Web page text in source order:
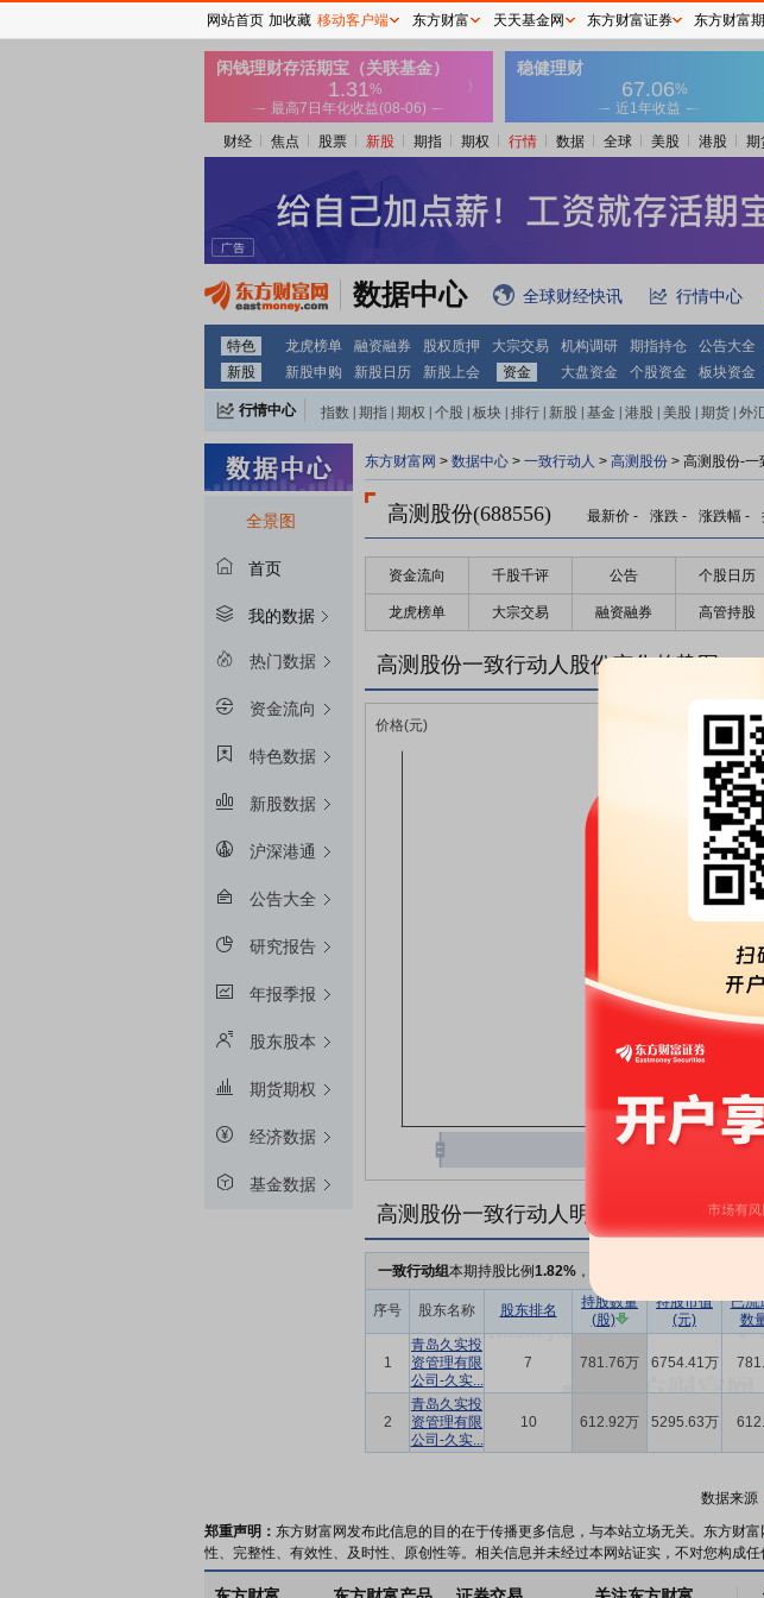
财经 焦点 股票 新股 期指 期权 行情 数据 全球 美股 港股 期
数据中心 全球财经快讯 行情中心
特色 龙虎榜单 融资融券 股权质押 大宗交易 机构调研 期指持仓 公告大全
新股
新股申购 新股日历 新股上会 资金 大盘资金 个股资金 板块资金
行情中心 指数 期指 期权 个股 板块 排行 新股 基金 港股 美股 期货 外
全景图
首页
我的数据
热门数据
资金流向
特色数据
新股数据
沪深港通
公告大全
研究报告
年报季报
股东股本
期货期权
经济数据
基金数据
东方财富网 > 数据中心 > 一致行动人 > 高测股份 > 高测股份-一
高测股份(688556) 最新价 - 涨跌 - 涨跌幅 -
资金流向 千股千评 公告 个股日历
龙虎榜单 大宗交易 融资融券 高管持股
高测股份一致行动人股份变化趋势图
高测股份一致行动人明细
一致行动组本期持股比例1.82% ，持股数量
序号 股东名称 股东排名
持股数量
(股)
持股市值
(元)
已流
数
1
青岛久实投
资管理有限
公司-久实...
7 781.76万 6754.41万
2
青岛久实投
资管理有限
公司-久实...
10 612.92万 5295.63万
数据来源
郑重声明： 东方财富网发布此信息的目的在于传播更多信息，与本站立场无关。东方财
性、完整性、有效性、及时性、原创性等。相关信息并未经过本网站证实，不对您构成任
网站首页 加收藏 移动客户端 东方财富 天天基金网 东方财富证券 东方财富